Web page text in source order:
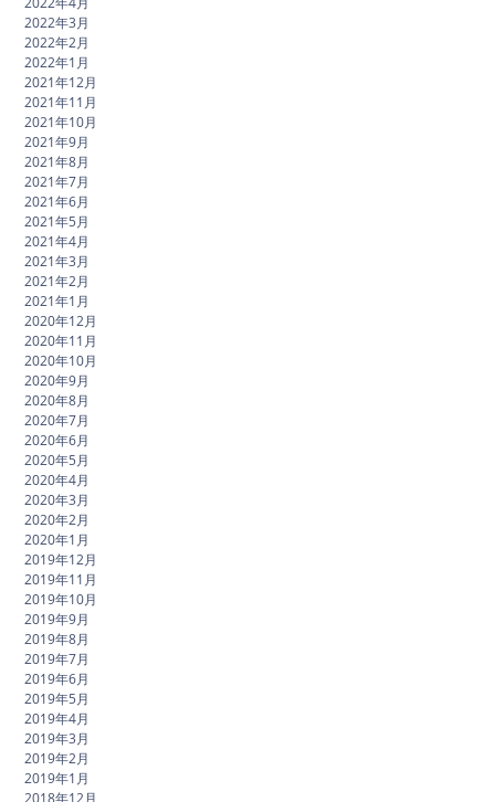
2022年3月
2022年2月
2022年1月
2021年12月
2021年11月
2021年10月
2021年9月
2021年8月
2021年7月
2021年6月
2021年5月
2021年4月
2021年3月
2021年2月
2021年1月
2020年12月
2020年11月
2020年10月
2020年9月
2020年8月
2020年7月
2020年6月
2020年5月
2020年4月
2020年3月
2020年2月
2020年1月
2019年12月
2019年11月
2019年10月
2019年9月
2019年8月
2019年7月
2019年6月
2019年5月
2019年4月
2019年3月
2019年2月
2019年1月
2018年12月